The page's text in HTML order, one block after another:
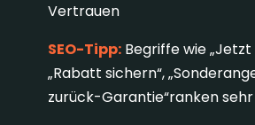
Vertrauen
SEO-Tipp: Begriffe wie „Jetzt
„Rabatt sichern“,
zurück-Garantie“ranken